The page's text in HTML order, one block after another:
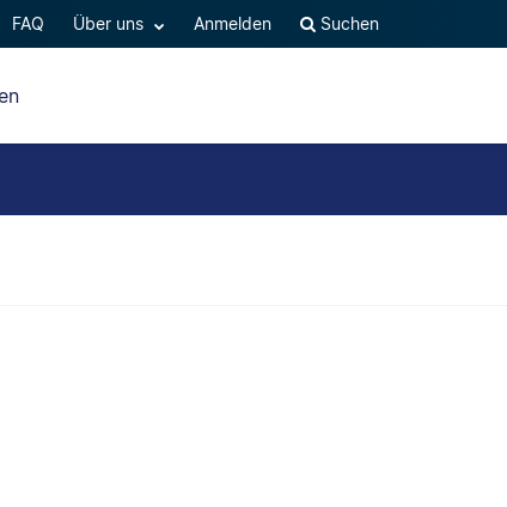
FAQ Über uns Anmelden Suchen